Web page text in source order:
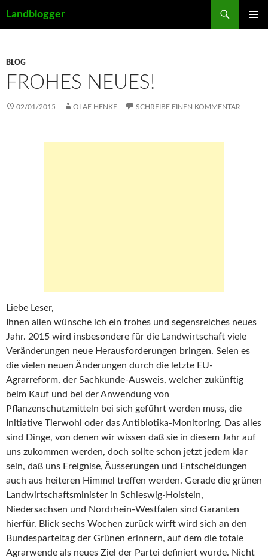
Landblogger
BLOG
FROHES NEUES!
02/01/2015 OLAF HENKE SCHREIBE EINEN KOMMENTAR
Liebe Leser,
Ihnen allen wünsche ich ein frohes und segensreiches neues
Jahr. 2015 wird insbesondere für die Landwirtschaft viele
Veränderungen neue Herausforderungen bringen. Seien es
die vielen neuen Änderungen durch die letzte EU-
Agrarreform, der Sachkunde-Ausweis, welcher zukünftig
beim Kauf und bei der Anwendung von
Pflanzenschutzmitteln bei sich geführt werden muss, die
Initiative Tierwohl oder das Antibiotika-Monitoring. Das alles
sind Dinge, von denen wir wissen daß sie in diesem Jahr auf
uns zukommen werden, doch sollte schon jetzt jedem klar
sein, daß uns Ereignise, Äusserungen und Entscheidungen
auch aus heiteren Himmel treffen werden. Gerade die grünen
Landwirtschaftsminister in Schleswig-Holstein,
Niedersachsen und Nordrhein-Westfalen sind Garanten
hierfür. Blick sechs Wochen zurück wirft wird sich an den
Bundesparteitag der Grünen erinnern, auf dem die totale
Agrarwende als neues Ziel der Partei definiert wurde. Nicht